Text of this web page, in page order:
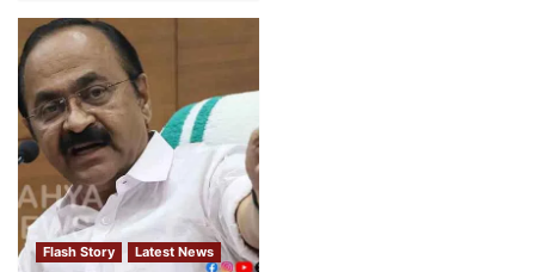
Flash Story Latest News